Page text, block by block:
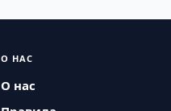
О НАС
О нас